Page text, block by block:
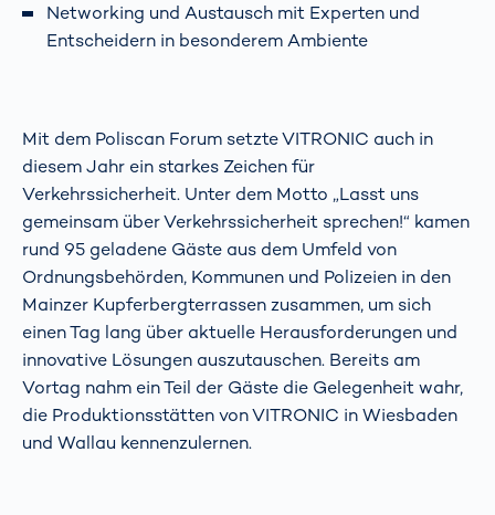
Networking und Austausch mit Experten und
Entscheidern in besonderem Ambiente
Mit dem Poliscan Forum setzte VITRONIC auch in
diesem Jahr ein starkes Zeichen für
Verkehrssicherheit. Unter dem Motto „Lasst uns
gemeinsam über Verkehrssicherheit sprechen!“ kamen
rund 95 geladene Gäste aus dem Umfeld von
Ordnungsbehörden, Kommunen und Polizeien in den
Mainzer Kupferbergterrassen zusammen, um sich
einen Tag lang über aktuelle Herausforderungen und
innovative Lösungen auszutauschen. Bereits am
Vortag nahm ein Teil der Gäste die Gelegenheit wahr,
die Produktionsstätten von VITRONIC in Wiesbaden
und Wallau kennenzulernen.